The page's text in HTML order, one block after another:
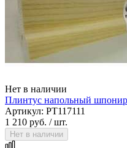
Нет в наличии
Плинтус напольный
Артикул: PT117111
1 210 руб. / шт.
Нет в наличии